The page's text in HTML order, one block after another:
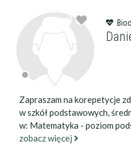
Zapraszam na korepetycje
w szkół podstawowych,
w: Matematyka - poziom
zobacz więcej